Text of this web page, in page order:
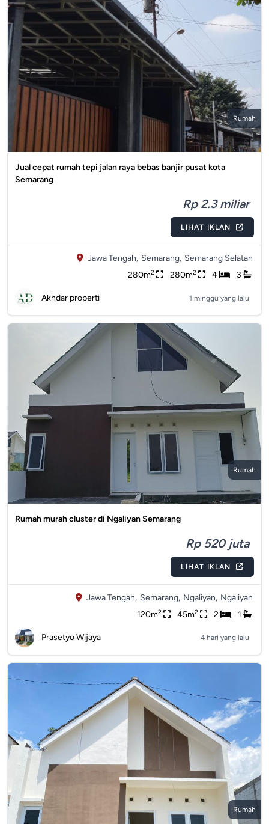
Rumah
Jual cepat rumah tepi jalan raya bebas banjir pusat kota
Semarang
Rp 2.3 miliar
LIHAT IKLAN
Jawa Tengah, Semarang, Semarang Selatan
280m2 280m2 4 3
Akhdar properti 1 minggu yang lalu
Rumah
Rumah murah cluster di Ngaliyan Semarang
Rp 520 juta
LIHAT IKLAN
Jawa Tengah, Semarang, Ngaliyan, Ngaliyan
120m2 45m2 2 1
Prasetyo Wijaya 4 hari yang lalu
Rumah